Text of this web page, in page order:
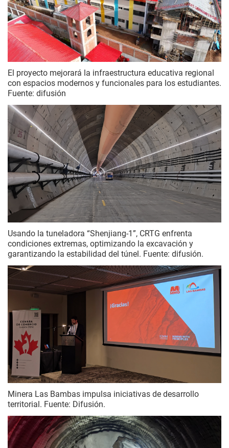
El proyecto mejorará la infraestructura educativa regional
con espacios modernos y funcionales para los estudiantes.
Fuente: difusión
Usando la tuneladora “Shenjiang-1”, CRTG enfrenta
condiciones extremas, optimizando la excavación y
garantizando la estabilidad del túnel. Fuente: difusión.
Minera Las Bambas impulsa iniciativas de desarrollo
territorial. Fuente: Difusión.